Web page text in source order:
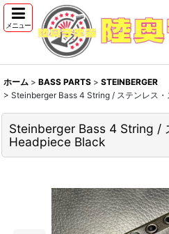
メニュー
ホーム > BASS PARTS > STEINBERGER
> Steinberger Bass 4 String / ステンレス
Steinberger Bass 4 String /
Headpiece Black